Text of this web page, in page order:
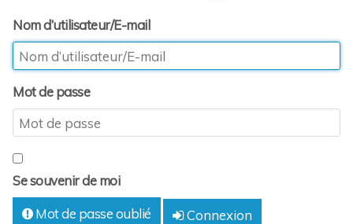
Nom d’utilisateur/E-mail
Mot de passe
Se souvenir de moi
Mot de passe oublié
Connexion